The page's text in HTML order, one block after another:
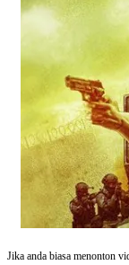
Jika anda biasa menonton